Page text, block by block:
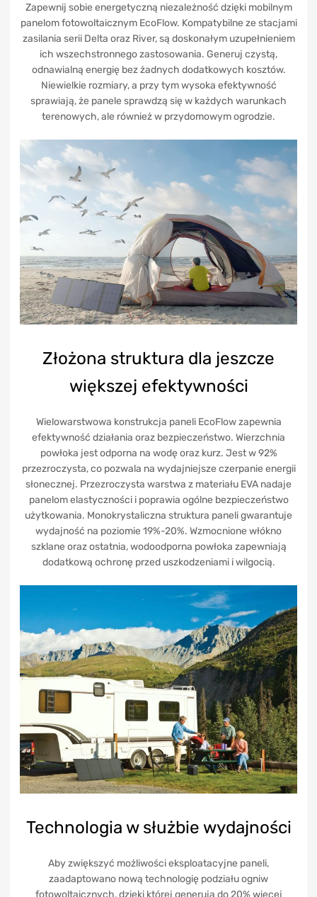
Zapewnij sobie energetyczną niezależność dzięki mobilnym
panelom fotowoltaicznym EcoFlow. Kompatybilne ze stacjami
zasilania serii Delta oraz River, są doskonałym uzupełnieniem
ich wszechstronnego zastosowania. Generuj czystą,
odnawialną energię bez żadnych dodatkowych kosztów.
Niewielkie rozmiary, a przy tym wysoka efektywność
sprawiają, że panele sprawdzą się w każdych warunkach
terenowych, ale również w przydomowym ogrodzie.
Złożona struktura dla jeszcze
większej efektywności
Wielowarstwowa konstrukcja paneli EcoFlow zapewnia
efektywność działania oraz bezpieczeństwo. Wierzchnia
powłoka jest odporna na wodę oraz kurz. Jest w 92%
przezroczysta, co pozwala na wydajniejsze czerpanie energii
słonecznej. Przezroczysta warstwa z materiału EVA nadaje
panelom elastyczności i poprawia ogólne bezpieczeństwo
użytkowania. Monokrystaliczna struktura paneli gwarantuje
wydajność na poziomie 19%-20%. Wzmocnione włókno
szklane oraz ostatnia, wodoodporna powłoka zapewniają
dodatkową ochronę przed uszkodzeniami i wilgocią.
Technologia w służbie wydajności
Aby zwiększyć możliwości eksploatacyjne paneli,
zaadaptowano nową technologię podziału ogniw